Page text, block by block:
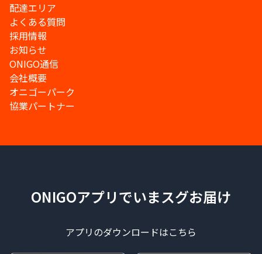
配達エリア
よくある質問
採用情報
お知らせ
ONIGO通信
会社概要
オニゴーパーク
協業パートナー
ONIGOアプリでいまスグお届け
アプリのダウンロードはこちら